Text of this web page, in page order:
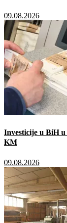
09.08.2026
Investicije u BiH u
KM
09.08.2026